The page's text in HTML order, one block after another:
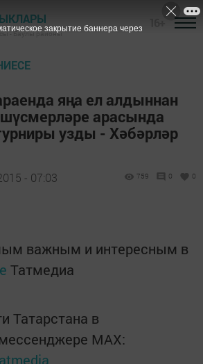
- Баулы районы
яңа ел алдыннан
арасында
узды - Хәбәрләр
- 07:03 759 0 0
важным и интересным в
Татмедиа
Татарстана в
MАХ:
закрытие баннера через